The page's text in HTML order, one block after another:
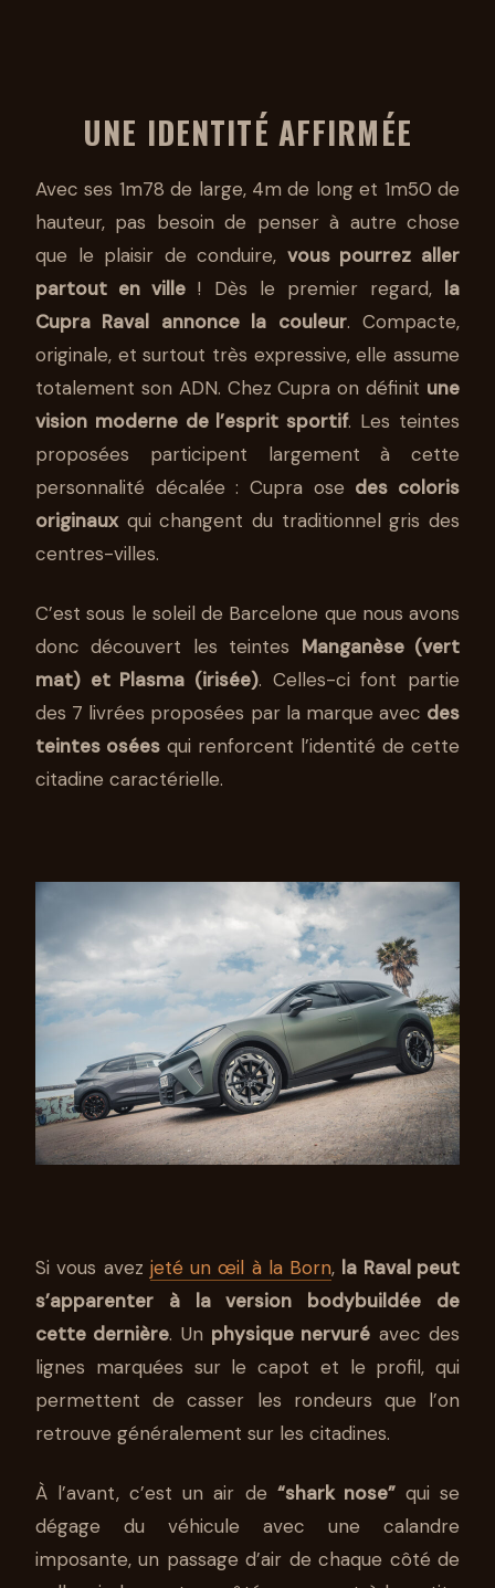
UNE IDENTITÉ AFFIRMÉE
Avec ses 1m78 de large, 4m de long et 1m50 de
hauteur, pas besoin de penser à autre chose
que le plaisir de conduire, vous pourrez aller
partout en ville ! Dès le premier regard, la
Cupra Raval annonce la couleur. Compacte,
originale, et surtout très expressive, elle assume
totalement son ADN. Chez Cupra on définit une
vision moderne de l’esprit sportif. Les teintes
proposées participent largement à cette
personnalité décalée : Cupra ose des coloris
originauxqui changent du traditionnel gris des
centres-villes.
C’est sous le soleil de Barcelone que nous avons
donc découvert les teintes Manganèse (vert
mat) et Plasma (irisée). Celles-ci font partie
des 7 livrées proposées par la marque avec des
teintes osées qui renforcent l’identité de cette
citadine caractérielle.
Si vous avez jeté un œil à la Born, la Raval peut
s’apparenter à la version bodybuildée de
cette dernière. Un physique nervuré avec des
lignes marquées sur le capot et le profil, qui
permettent de casser les rondeurs que l’on
retrouve généralement sur les citadines.
À l’avant, c’est un air de “shark nose”qui se
dégage du véhicule avec une calandre
imposante, un passage d’air de chaque côté de